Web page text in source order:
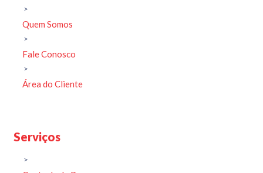
Quem Somos
Fale Conosco
Área do Cliente
Serviços